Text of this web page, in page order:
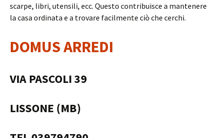
scarpe, libri, utensili, ecc. Questo contribuisce a mantenere
la casa ordinata e a trovare facilmente ciò che cerchi.
DOMUS ARREDI
VIA PASCOLI 39
LISSONE (MB)